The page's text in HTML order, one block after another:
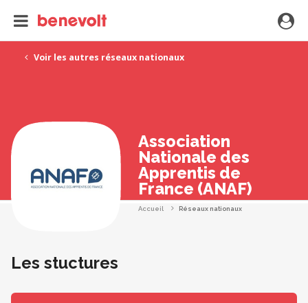
Voir les autres réseaux nationaux
Association
Nationale des
Apprentis de
France (ANAF)
Accueil Réseaux nationaux
Les stuctures